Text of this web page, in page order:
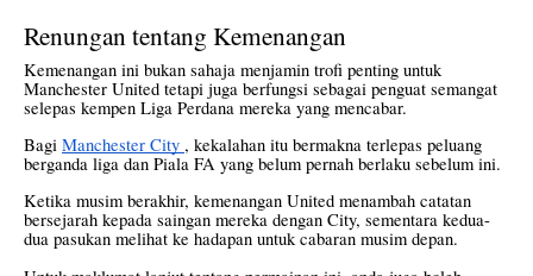
Renungan tentang Kemenangan
Kemenangan ini bukan sahaja menjamin trofi penting untuk
Manchester United tetapi juga berfungsi sebagai penguat semangat
selepas kempen Liga Perdana mereka yang mencabar.
Bagi Manchester City , kekalahan itu bermakna terlepas peluang
berganda liga dan Piala FA yang belum pernah berlaku sebelum ini.
Ketika musim berakhir, kemenangan United menambah catatan
bersejarah kepada saingan mereka dengan City, sementara kedua-
dua pasukan melihat ke hadapan untuk cabaran musim depan.